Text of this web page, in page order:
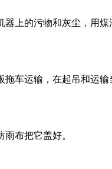
上的污物和灰尘，用
车运输，在起吊和运
布把它盖好。